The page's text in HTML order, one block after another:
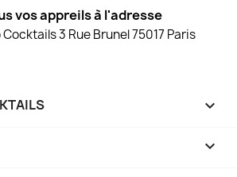
vos appreils à l'adresse
Cocktails 3 Rue Brunel 75017 Paris

